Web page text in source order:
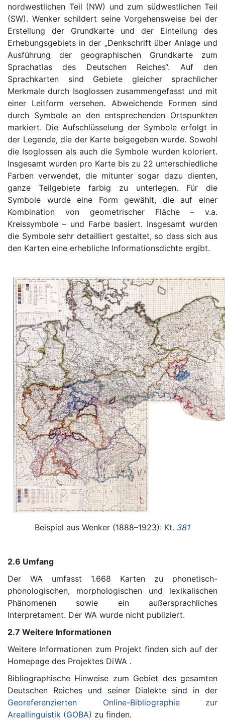
nordwestlichen Teil (NW) und zum südwestlichen Teil
(SW). Wenker schildert seine Vorgehensweise bei der
Erstellung der Grundkarte und der Einteilung des
Erhebungsgebiets in der „Denkschrift über Anlage und
Ausführung der geographischen Grundkarte zum
Sprachatlas des Deutschen Reiches“. Auf den
Sprachkarten sind Gebiete gleicher sprachlicher
Merkmale durch Isoglossen zusammengefasst und mit
einer Leitform versehen. Abweichende Formen sind
durch Symbole an den entsprechenden Ortspunkten
markiert. Die Aufschlüsselung der Symbole erfolgt in
der Legende, die der Karte beigegeben wurde. Sowohl
die Isoglossen als auch die Symbole wurden koloriert.
Insgesamt wurden pro Karte bis zu 22 unterschiedliche
Farben verwendet, die mitunter sogar dazu dienten,
ganze Teilgebiete farbig zu unterlegen. Für die
Symbole wurde eine Form gewählt, die auf einer
Kombination von geometrischer Fläche – v.a.
Kreissymbole – und Farbe basiert. Insgesamt wurden
die Symbole sehr detailliert gestaltet, so dass sich aus
den Karten eine erhebliche Informationsdichte ergibt.
Beispiel aus Wenker (1888–1923): Kt. 381
2.6 Umfang
Der WA umfasst 1.668 Karten zu phonetisch-
phonologischen, morphologischen und lexikalischen
Phänomenen sowie ein außersprachliches
Interpretament. Der WA wurde nicht publiziert.
2.7 Weitere Informationen
Weitere Informationen zum Projekt finden sich auf der
Homepage des Projektes DiWA .
Bibliographische Hinweise zum Gebiet des gesamten
Deutschen Reiches und seiner Dialekte sind in der
Georeferenzierten Online-Bibliographie zur
Areallinguistik (GOBA) zu finden.